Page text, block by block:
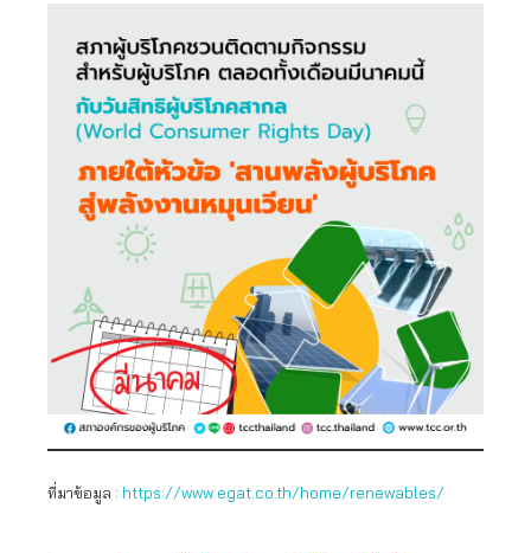
ที่มาข้อมูล : https://www.egat.co.th/home/renewables/